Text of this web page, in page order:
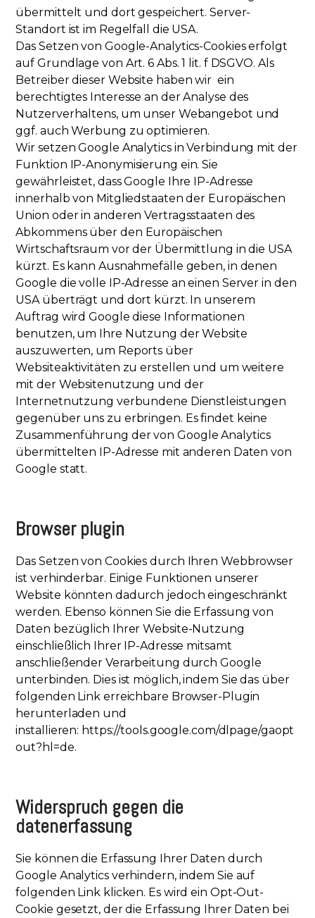
übermittelt und dort gespeichert. Server-
Standort ist im Regelfall die USA.
Das Setzen von Google-Analytics-Cookies erfolgt
auf Grundlage von Art. 6 Abs. 1 lit. f DSGVO. Als
Betreiber dieser Website haben wir ein
berechtigtes Interesse an der Analyse des
Nutzerverhaltens, um unser Webangebot und
ggf. auch Werbung zu optimieren.
Wir setzen Google Analytics in Verbindung mit der
Funktion IP-Anonymisierung ein. Sie
gewährleistet, dass Google Ihre IP-Adresse
innerhalb von Mitgliedstaaten der Europäischen
Union oder in anderen Vertragsstaaten des
Abkommens über den Europäischen
Wirtschaftsraum vor der Übermittlung in die USA
kürzt. Es kann Ausnahmefälle geben, in denen
Google die volle IP-Adresse an einen Server in den
USA überträgt und dort kürzt. In unserem
Auftrag wird Google diese Informationen
benutzen, um Ihre Nutzung der Website
auszuwerten, um Reports über
Websiteaktivitäten zu erstellen und um weitere
mit der Websitenutzung und der
Internetnutzung verbundene Dienstleistungen
gegenüber uns zu erbringen. Es findet keine
Zusammenführung der von Google Analytics
übermittelten IP-Adresse mit anderen Daten von
Google statt.
Browser plugin
Das Setzen von Cookies durch Ihren Webbrowser
ist verhinderbar. Einige Funktionen unserer
Website könnten dadurch jedoch eingeschränkt
werden. Ebenso können Sie die Erfassung von
Daten bezüglich Ihrer Website-Nutzung
einschließlich Ihrer IP-Adresse mitsamt
anschließender Verarbeitung durch Google
unterbinden. Dies ist möglich, indem Sie das über
folgenden Link erreichbare Browser-Plugin
herunterladen und
installieren: https://tools.google.com/dlpage/gaopt
out?hl=de.
Widerspruch gegen die
datenerfassung
Sie können die Erfassung Ihrer Daten durch
Google Analytics verhindern, indem Sie auf
folgenden Link klicken. Es wird ein Opt-Out-
Cookie gesetzt, der die Erfassung Ihrer Daten bei